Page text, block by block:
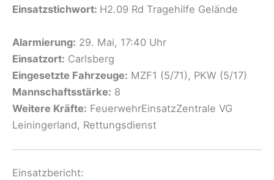
Einsatzstichwort: H2.09 Rd Tragehilfe Gelände
Alarmierung: 29. Mai, 17:40 Uhr
Einsatzort: Carlsberg
Eingesetzte Fahrzeuge: MZF1 (5/71), PKW (5/17)
Mannschaftsstärke: 8
Weitere Kräfte: FeuerwehrEinsatzZentrale VG
Leiningerland, Rettungsdienst
Einsatzbericht: